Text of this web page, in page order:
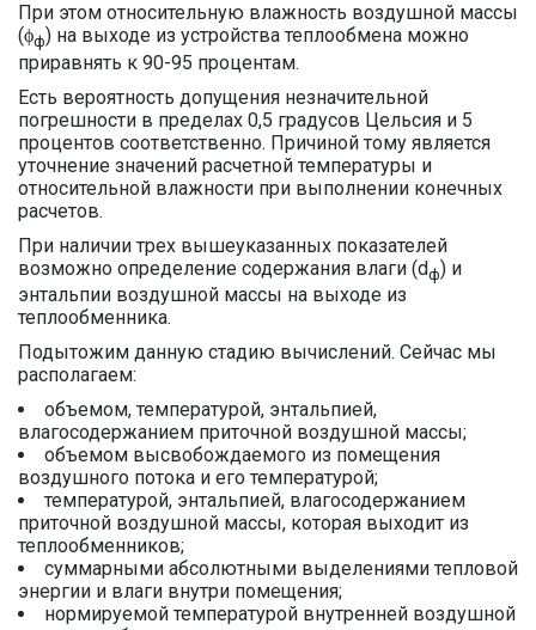
При этом относительную влажность воздушной массы
(ϕф) на выходе из устройства теплообмена можно
приравнять к 90-95 процентам.
Есть вероятность допущения незначительной
погрешности в пределах 0,5 градусов Цельсия и 5
процентов соответственно. Причиной тому является
уточнение значений расчетной температуры и
относительной влажности при выполнении конечных
расчетов.
При наличии трех вышеуказанных показателей
возможно определение содержания влаги (dф) и
энтальпии воздушной массы на выходе из
теплообменника.
Подытожим данную стадию вычислений. Сейчас мы
располагаем:
объемом, температурой, энтальпией,
влагосодержанием приточной воздушной массы;
объемом высвобождаемого из помещения
воздушного потока и его температурой;
температурой, энтальпией, влагосодержанием
приточной воздушной массы, которая выходит из
теплообменников;
суммарными абсолютными выделениями тепловой
энергии и влаги внутри помещения;
нормируемой температурой внутренней воздушной